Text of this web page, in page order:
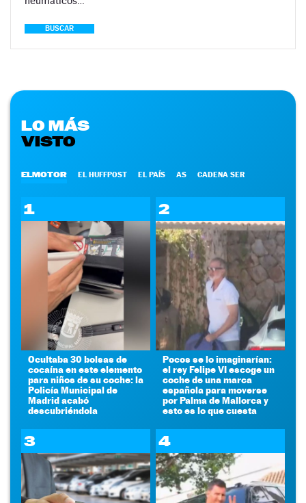
BUSCAR
LO MÁS
VISTO
ELMOTOR EL HUFFPOST EL PAÍS AS CADENA SER
1
Ocultaba 30 bolsas de
cocaína en este elemento
para niños de su coche: la
Policía Municipal de
Madrid acabó
descubriéndola
2
Pocos se lo imaginarían:
el rey Felipe VI escoge un
coche de una marca
española para moverse
por Palma de Mallorca y
esto es lo que cuesta
3 4